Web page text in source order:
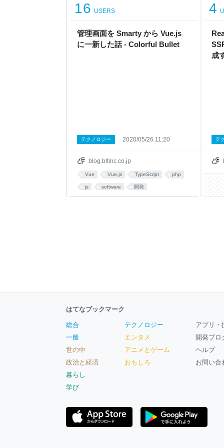
管理画面を Smarty から Vue.js
に一新した話 - Colorful Bullet
16 USERS
blog.bltinc.co.jp
テクノロジー 2020/05/26 11:20
Vue Vue.js TypeScript php
js software 開発
成
4
テ
はてなブックマーク
総合
一般
世の中
政治と経済
暮らし
学び
テクノロジー
エンタメ
アニメとゲーム
おもしろ
アプリ・
開発ブロ
ヘルプ
お問い合